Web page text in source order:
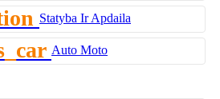
Statyba Ir Apdaila
Auto Moto